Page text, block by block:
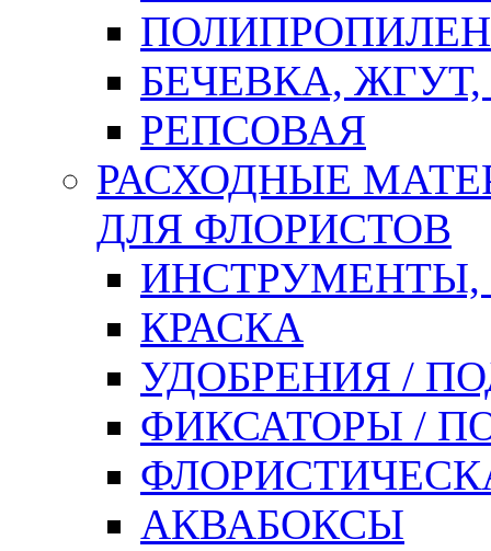
БЕЧЕВКА,
РЕПСОВАЯ
РАСХОДНЫЕ
ДЛЯ ФЛОРИСТОВ
ИНСТРУМЕНТЫ,
КРАСКА
УДОБРЕНИЯ /
ФИКСАТОРЫ /
АКВАБОКСЫ